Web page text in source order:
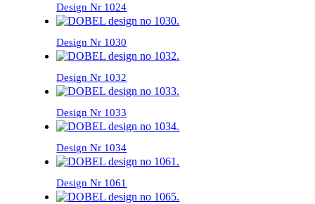
Design Nr 1024
Design Nr 1030
Design Nr 1032
Design Nr 1033
Design Nr 1034
Design Nr 1061